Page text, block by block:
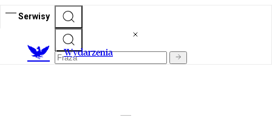
Serwisy
Wydarzenia